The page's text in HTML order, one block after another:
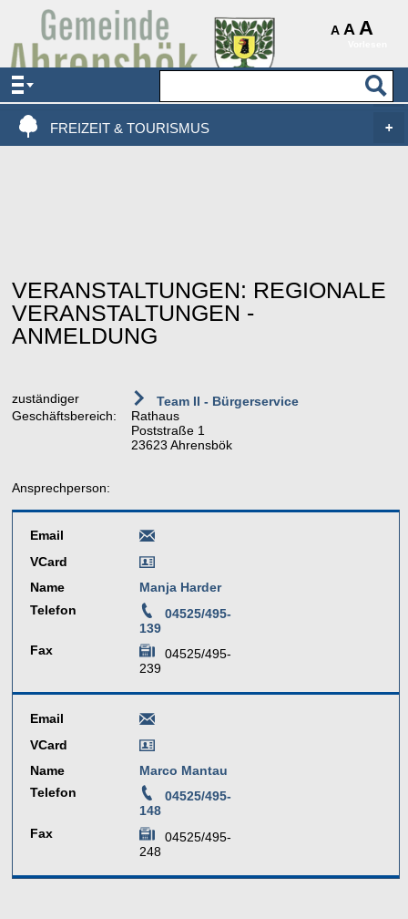
A A A
AKTUELLES & SERVICE
VERWALTUNG & POLITIK
FREIZEIT & TOURISMUS
VERANSTALTUNGEN: REGIONALE
VERANSTALTUNGEN -
ANMELDUNG
zuständiger
Geschäftsbereich:
Team II - Bürgerservice
Rathaus
Poststraße 1
23623 Ahrensbök
Ansprechperson:
Email
VCard
Name
Manja Harder
Telefon
04525/495-
139
Fax
04525/495-
239
Email
VCard
Name
Marco Mantau
Telefon
04525/495-
148
Fax
04525/495-
248